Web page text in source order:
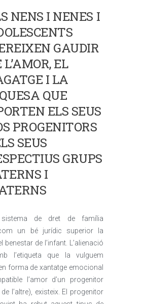
NENS I NENES I
GAUDIR
L’AMOR, EL
I LA
QUE
ELS SEUS
PROGENITORS
SEUS
GRUPS
I
de dret de família
un bé jurídic superior la
benestar de l’infant. L’alienació
l’etiqueta que la vulguem
forma de xantatge emocional
l’amor d’un progenitor
l’altre), existeix. El progenitor